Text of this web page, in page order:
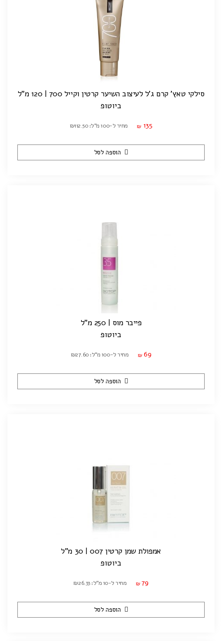
סילקי טאץ' קרם ג'ל לעיצוב השיער קרטין וקייל 700 | 120 מ"ל
ביוטופ
₪ 135 מחיר ל-100 מ"ל: ₪112.50
הוספה לסל
פייבר מוס | 250 מ"ל
ביוטופ
₪ 69 מחיר ל-100 מ"ל: ₪27.60
הוספה לסל
אמפולת שמן קרטין 007 | 30 מ"ל
ביוטופ
₪ 79 מחיר ל-10 מ"ל: ₪26.33
הוספה לסל